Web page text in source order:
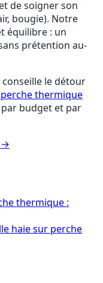
de soigner son
bougie). Notre
équilibre : un
prétention au-
conseille le détour
thermique
budget et par
→
thermique :
haie sur perche